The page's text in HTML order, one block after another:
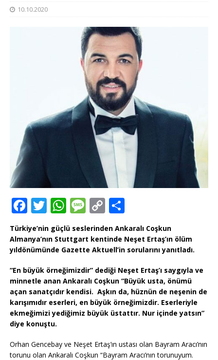
10.10.2020
F
a
c
e
b
o
o
k
T
w
it
te
r
W
h
at
s
A
p
p
M
e
ss
a
g
e
C
p
y
Li
n
k
ei
le
n
Türkiye’nin güçlü seslerinden Ankaralı Coşkun
Almanya’nın Stuttgart kentinde Neşet Ertaş’ın ölüm
yıldönümünde Gazette Aktuell’in sorularını yanıtladı.
“En büyük örneğimizdir” dediği Neşet Ertaş’ı saygıyla ve
minnetle anan Ankaralı Coşkun “Büyük usta, önümü
açan sanatçıdır kendisi. Aşkın da, hüznün de neşenin de
karışımıdır eserleri, en büyük örneğimizdir. Eserleriyle
ekmeğimizi yediğimiz büyük üstattır. Nur içinde yatsın”
diye konuştu.
Orhan Gencebay ve Neşet Ertaş’ın ustası olan Bayram Aracı’nın
torunu olan Ankaralı Coşkun “Bayram Aracı’nın torunuyum.